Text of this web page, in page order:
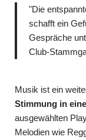
"Die
schafft ein
Gespräche
Club-
Musik ist ein
Stimmung in
ausgewählten
Melodien wie